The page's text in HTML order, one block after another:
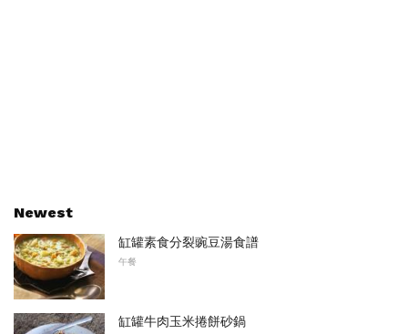
Newest
缸罐素食分裂豌豆湯食譜
午餐
缸罐牛肉玉米捲餅砂鍋